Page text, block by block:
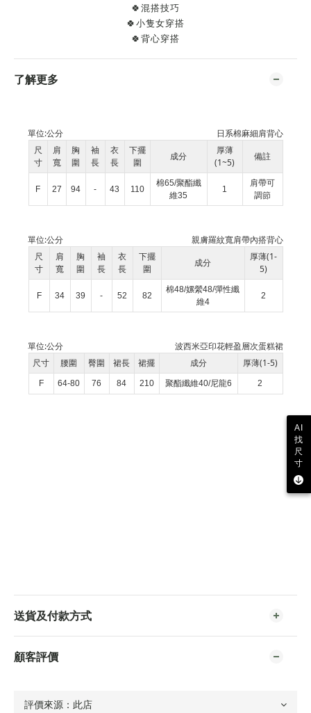
🍀混搭技巧
🍀小隻女穿搭
🍀背心穿搭
了解更多
日系棉麻細肩背心
單位:公分
尺
寸
肩
寬
胸
圍
袖
長
衣
長
下擺
圍
成分
厚薄
(1~5)
備註
F 27 94 - 43 110
棉65/聚酯纖
維35
1
肩帶可
調節
親膚羅紋寬肩帶內搭背心
單位:公分
尺
寸
肩
寬
胸
圍
袖
長
衣
長
下擺
圍
成分
厚薄(1-
5)
F 34 39 - 52 82
棉48/嫘縈48/彈性纖
維4
2
波西米亞印花輕盈層次蛋糕裙
單位:公分
尺寸
腰圍 臀圍 裙長 裙擺 成分 厚薄(1-5)
F 64-80 76 84 210 聚酯纖維40/尼龍6 2
送貨及付款方式
顧客評價
AI
找
尺
寸